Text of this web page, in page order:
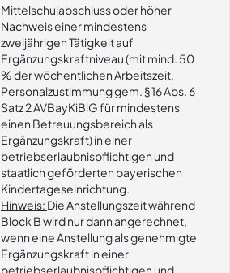
Mittelschulabschluss oder höher
Nachweis einer mindestens
zweijährigen Tätigkeit auf
Ergänzungskraftniveau (mit mind. 50
% der wöchentlichen Arbeitszeit,
Personalzustimmung gem. § 16 Abs. 6
Satz 2 AVBayKiBiG für mindestens
einen Betreuungsbereich als
Ergänzungskraft) in einer
betriebserlaubnispflichtigen und
staatlich geförderten bayerischen
Kindertageseinrichtung.
Hinweis: Die Anstellungszeit während
Block B wird nur dann angerechnet,
wenn eine Anstellung als genehmigte
Ergänzungskraft in einer
betriebserlaubnispflichtigen und